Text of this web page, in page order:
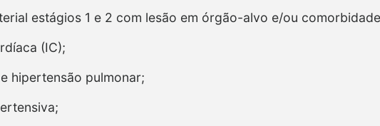
estágios 1 e 2 com lesão em órgão-alvo e/ou
(IC);
hipertensão pulmonar;